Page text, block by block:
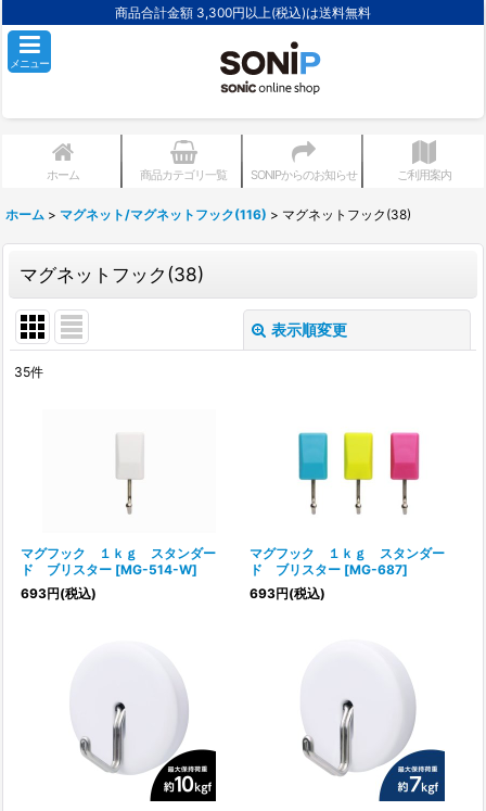
商品合計金額 3,300円以上(税込)は送料無料
メニュー
ホーム 商品カテゴリ一覧 SONIPからのお知らせ ご利用案内
ホーム > マグネット/マグネットフック(116) > マグネットフック(38)
マグネットフック(38)
表示順変更
35件
マグフック １ｋｇ スタンダー
ド ブリスター [MG-514-W]
693円(税込)
マグフック １ｋｇ スタンダー
ド ブリスター [MG-687]
693円(税込)